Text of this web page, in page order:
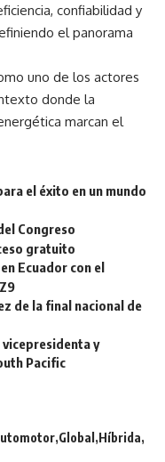
confiabilidad y
el panorama
uno de los actores
donde la
marcan el
el éxito en un mundo
Congreso
gratuito
Ecuador con el
de la final nacional de
vicepresidenta y
Pacific
Global
Híbrida